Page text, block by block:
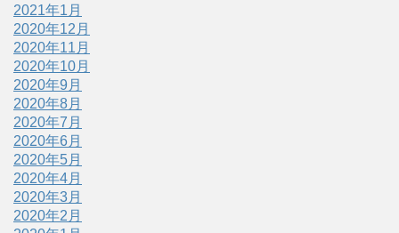
2021年1月
2020年12月
2020年11月
2020年10月
2020年9月
2020年8月
2020年7月
2020年6月
2020年5月
2020年4月
2020年3月
2020年2月